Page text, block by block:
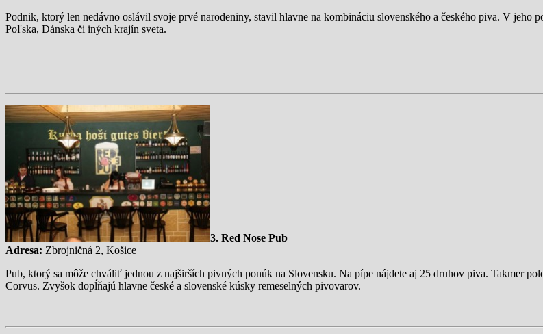
Podnik, ktorý len nedávno oslávil svoje prvé narodeniny, stavil hlavne na kombináciu slovenského a českého piva. V jeho
Poľska, Dánska či iných krajín sveta.
3. Red Nose Pub
Adresa: Zbrojničná 2, Košice
Pub, ktorý sa môže chváliť jednou z najširších pivných ponúk na Slovensku. Na pípe nájdete aj 25 druhov piva. Takmer
Corvus. Zvyšok dopĺňajú hlavne české a slovenské kúsky remeselných pivovarov.